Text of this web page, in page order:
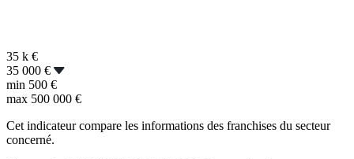
35 k €
35 000 €
min 500 €
max 500 000 €
Cet indicateur compare les informations des franchises du secteur
concerné.